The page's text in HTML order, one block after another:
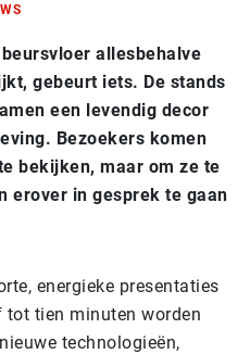
allesbehalve
gebeurt iets. De stands
een levendig decor
Bezoekers komen
bekijken, maar om ze te
erover in gesprek te gaan
energieke presentaties
tien minuten worden
technologieën,